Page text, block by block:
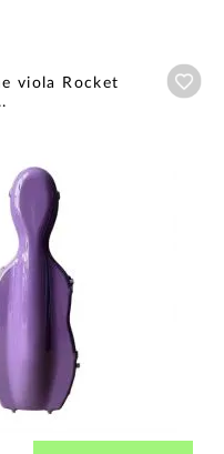
viola Rocket